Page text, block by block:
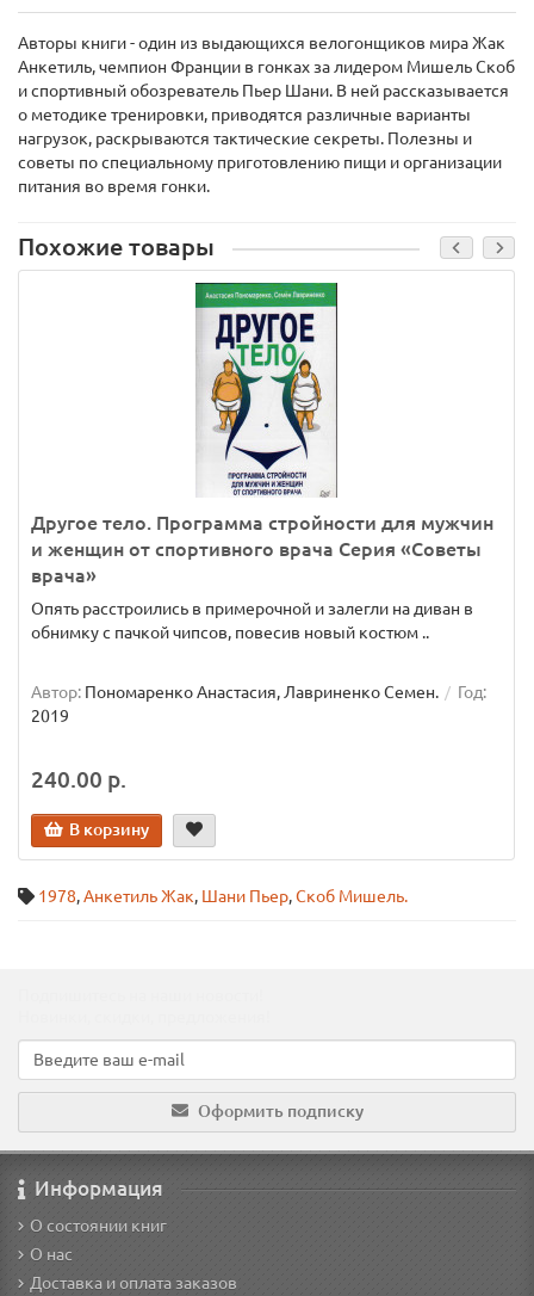
Авторы книги - один из выдающихся велогонщиков мира Жак
Анкетиль, чемпион Франции в гонках за лидером Мишель Скоб
и спортивный обозреватель Пьер Шани. В ней рассказывается
о методике тренировки, приводятся различные варианты
нагрузок, раскрываются тактические секреты. Полезны и
советы по специальному приготовлению пищи и организации
питания во время гонки.
Похожие товары
Другое тело. Программа стройности для мужчин
и женщин от спортивного врача Серия «Советы
врача»
Опять расстроились в примерочной и залегли на диван в
обнимку с пачкой чипсов, повесив новый костюм ..
Автор: Пономаренко Анастасия, Лавриненко Семен.
Год:
2019
240.00 р.
В корзину
1978,Анкетиль Жак, Шани Пьер,Скоб Мишель.
Оформить подписку
Информация
О состоянии книг
О нас
Доставка и оплата заказов